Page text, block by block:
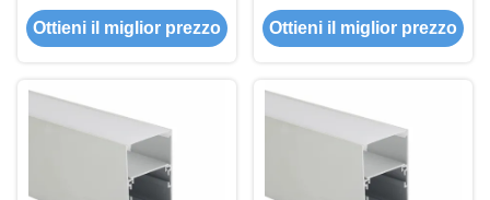
diffusore 75*95mm
del PC per su e giù
Ottieni il miglior prezzo
profilo di 100ml/W
50x90mm per la
Ottieni il miglior prezzo